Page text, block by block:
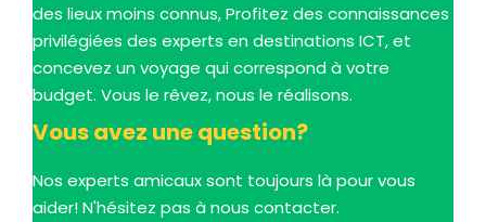
des lieux moins connus, Profitez des connaissances
privilégiées des experts en destinations ICT, et
concevez un voyage qui correspond à votre
budget. Vous le rêvez, nous le réalisons.
Vous avez une question?
Nos experts amicaux sont toujours là pour vous
aider! N'hésitez pas à nous contacter.